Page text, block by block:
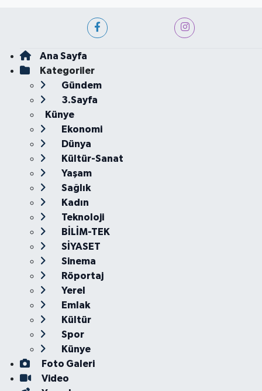
Ana Sayfa
Kategoriler
Gündem
3.Sayfa
Künye
Ekonomi
Dünya
Kültür-Sanat
Yaşam
Sağlık
Kadın
Teknoloji
BİLİM-TEK
SİYASET
Sinema
Röportaj
Yerel
Emlak
Kültür
Spor
Künye
Foto Galeri
Video